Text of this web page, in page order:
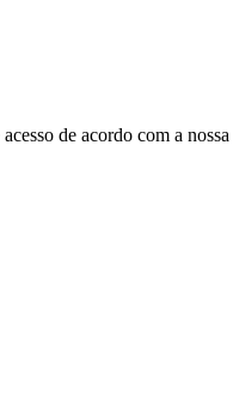
de acordo com a nossa